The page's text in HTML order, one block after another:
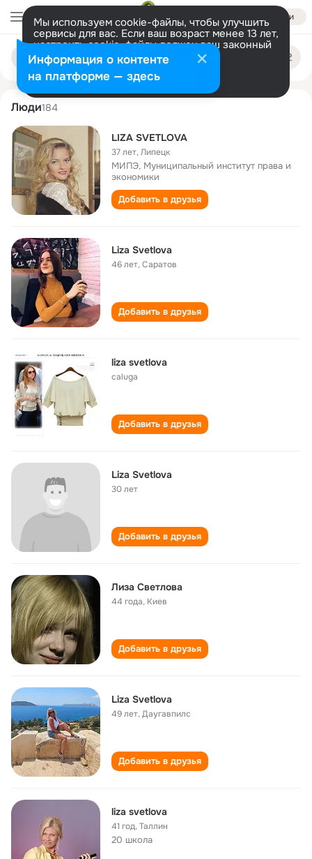
Войти
Мы используем cookie-файлы, чтобы улучшить
сервисы для вас. Если ваш возраст менее 13 лет,
настроить cookie-файлы должен ваш законный
представитель. Больше информации
Разрешить все Настроить
Поиск
людям
liza svetlova
Люди184
LIZA SVETLOVA
37 лет,Липецк
МИПЭ, Муниципальный институт права и
экономики
Добавить в друзья
Liza Svetlova
46 лет,Саратов
Добавить в друзья
liza svetlova
caluga
Добавить в друзья
Liza Svetlova
30 лет
Добавить в друзья
Лиза Светлова
44 года, Киев
Добавить в друзья
Liza Svetlova
49 лет,Даугавпилс
Добавить в друзья
liza svetlova
41 год,Таллин
20 школа
Информация о контенте
на платформе — здесь